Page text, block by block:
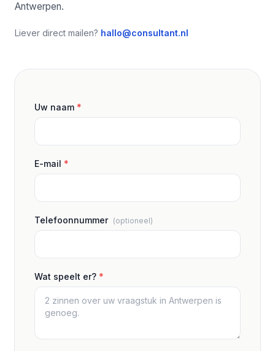
Antwerpen.
Liever direct mailen? hallo@consultant.nl
Uw naam *
E-mail *
Telefoonnummer (optioneel)
Wat speelt er? *